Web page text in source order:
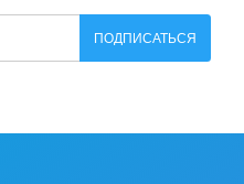
ПОДПИСАТЬСЯ